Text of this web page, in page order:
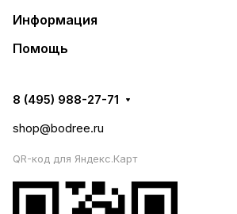
Информация
Помощь
8 (495) 988-27-71
shop@bodree.ru
QR-код для Яндекс.Карт